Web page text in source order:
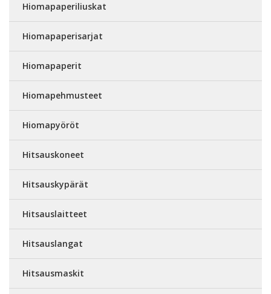
Hiomapaperiliuskat
Hiomapaperisarjat
Hiomapaperit
Hiomapehmusteet
Hiomapyöröt
Hitsauskoneet
Hitsauskypärät
Hitsauslaitteet
Hitsauslangat
Hitsausmaskit